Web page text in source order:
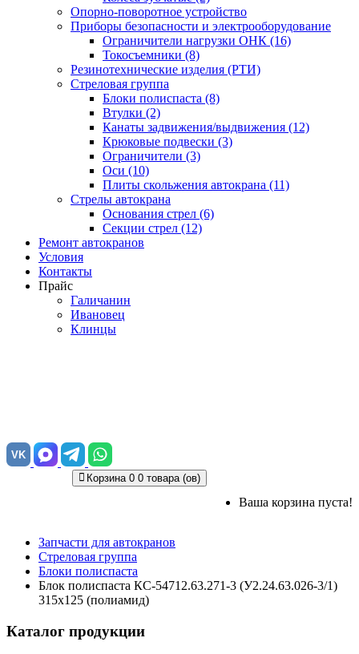
Опорно-поворотное устройство
Приборы безопасности и электрооборудование
Ограничители нагрузки ОНК (16)
Токосъемники (8)
Резинотехнические изделия (РТИ)
Стреловая группа
Блоки полиспаста (8)
Втулки (2)
Канаты задвижения/выдвижения (12)
Крюковые подвески (3)
Ограничители (3)
Оси (10)
Плиты скольжения автокрана (11)
Стрелы автокрана
Основания стрел (6)
Секции стрел (12)
Ремонт автокранов
Условия
Контакты
Прайс
Галичанин
Ивановец
Клинцы
VK
Корзина 0 0 товара (ов)
Ваша корзина пуста!
Запчасти для автокранов
Стреловая группа
Блоки полиспаста
Блок полиспаста КС-54712.63.271-3 (У2.24.63.026-3/1)
315х125 (полиамид)
Каталог продукции